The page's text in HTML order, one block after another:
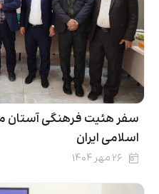
سفر هئیت فرهنگی
اسلامی ایران
۲۶ مهر ۱۴۰۴